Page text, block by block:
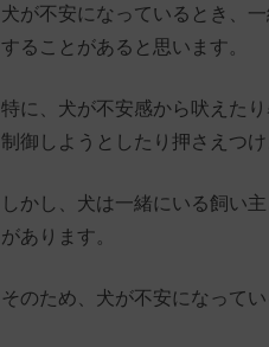
犬が不安になっているとき、
することがあると思います。
特に、犬が不安感から吠えた
制御しようとしたり押さえつ
しかし、犬は一緒にいる飼い
があります。
そのため、犬が不安になって